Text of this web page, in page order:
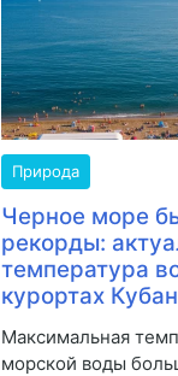
Природа
Черное море
рекорды:
температура
курортах
Максимальная
морской воды